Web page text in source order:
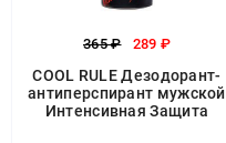
365 ₽ 289 ₽
COOL RULE Дезодорант-
антиперспирант мужской
Интенсивная Защита